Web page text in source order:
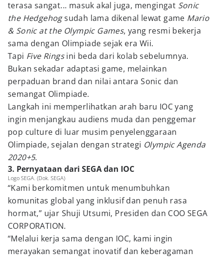
terasa sangat... masuk akal juga, mengingat Sonic
the Hedgehogsudah lama dikenal lewat game Mario
& Sonic at the Olympic Games, yang resmi bekerja
sama dengan Olimpiade sejak era Wii.
Tapi Five Ringsini beda dari kolab sebelumnya.
Bukan sekadar adaptasi game, melainkan
perpaduan brand dan nilai antara Sonic dan
semangat Olimpiade.
Langkah ini memperlihatkan arah baru IOC yang
ingin menjangkau audiens muda dan penggemar
pop culture di luar musim penyelenggaraan
Olimpiade, sejalan dengan strategi Olympic Agenda
2020+5.
3. Pernyataan dari SEGA dan IOC
Logo SEGA. (Dok. SEGA)
“Kami berkomitmen untuk menumbuhkan
komunitas global yang inklusif dan penuh rasa
hormat,” ujar Shuji Utsumi, Presiden dan COO SEGA
CORPORATION.
“Melalui kerja sama dengan IOC, kami ingin
merayakan semangat inovatif dan keberagaman